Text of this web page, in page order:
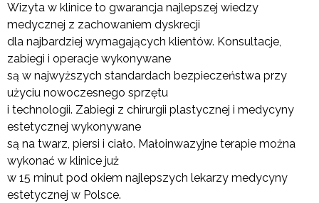
Wizyta w klinice to gwarancja najlepszej wiedzy
medycznej z zachowaniem dyskrecji
dla najbardziej wymagających klientów. Konsultacje,
zabiegi i operacje wykonywane
są w najwyższych standardach bezpieczeństwa przy
użyciu nowoczesnego sprzętu
i technologii. Zabiegi z chirurgii plastycznej i medycyny
estetycznej wykonywane
są na twarz, piersi i ciało. Małoinwazyjne terapie można
wykonać w klinice już
w 15 minut pod okiem najlepszych lekarzy medycyny
estetycznej w Polsce.